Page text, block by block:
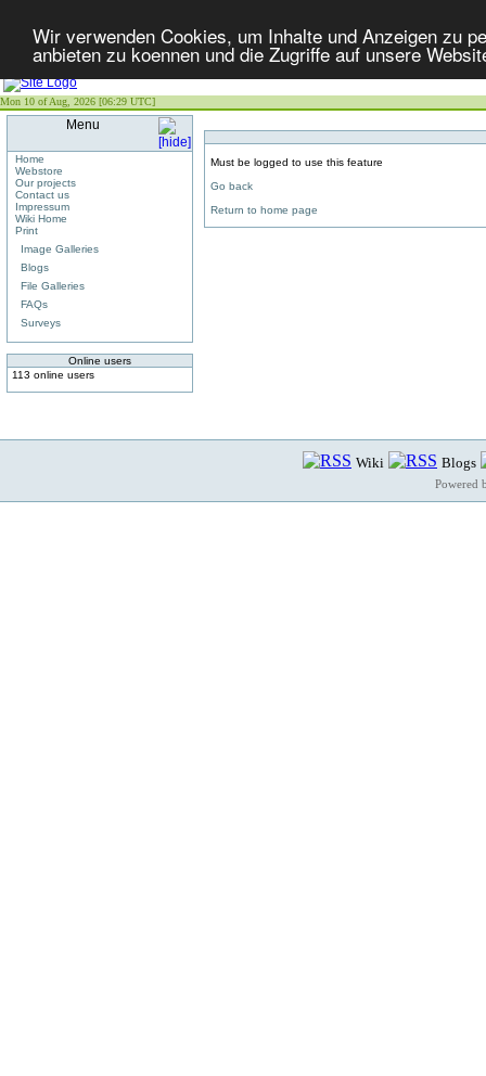
Wir verwenden Cookies, um Inhalte und Anzeigen zu
anbieten zu koennen und die Zugriffe auf unsere
Mon 10 of Aug, 2026 [06:29 UTC]
Menu
Home
Webstore
Our projects
Contact us
Impressum
Wiki Home
Print
Image Galleries
Blogs
File Galleries
FAQs
Surveys
Online users
113 online users
Must be logged to use this feature
Go back
Return to home page
Wiki Blogs
Powered